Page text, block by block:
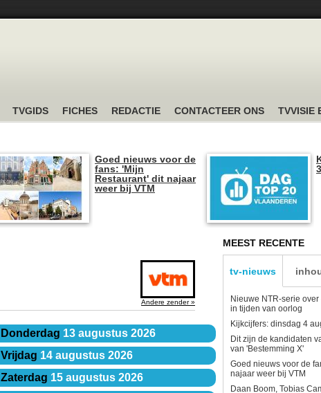
TVGIDS FICHES REDACTIE CONTACTEER ONS TVVISIE
Goed nieuws voor de
fans: 'Mijn
Restaurant' dit najaar
weer bij VTM
Andere zender »
Donderdag 13 augustus 2026
Vrijdag 14 augustus 2026
Zaterdag 15 augustus 2026
MEEST RECENTE
tv-nieuws
Nieuwe NTR-serie
in tijden van oorlog
Kijkcijfers: dinsdag 4
Dit zijn de kandidaten
van 'Bestemming X'
Goed nieuws voor de
najaar weer bij VTM
Daan Boom, Tobias